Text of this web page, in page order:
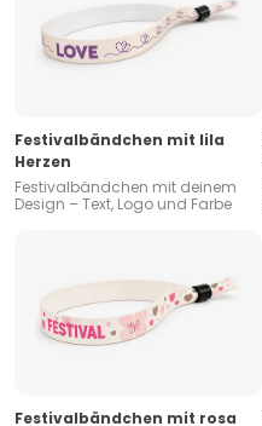
Festivalbändchen mit lila
Herzen
Festivalbändchen mit deinem
Design – Text, Logo und Farbe
Festivalbändchen mit rosa